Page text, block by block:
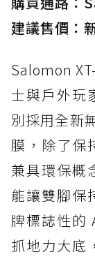
建議售價：
Salomon
士與戶外玩
別採用全新
膜，除了保
兼具環保概
能讓雙腳保
牌標誌性的
抓地力大底